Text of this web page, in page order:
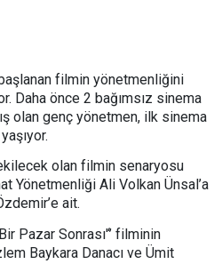
filmin yönetmenliğini
Daha önce 2 bağımsız sinema
olan genç yönetmen, ilk sinema
olan filmin senaryosu
Yönetmenliği Ali Volkan Ünsal’a
ait.
Pazar Sonrası'‘’ filminin
Baykara Danacı ve Ümit